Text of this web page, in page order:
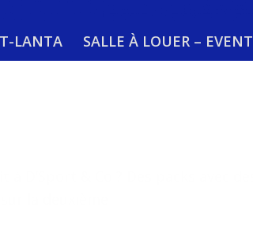
LANTA SALLE À LOUER – EVENT